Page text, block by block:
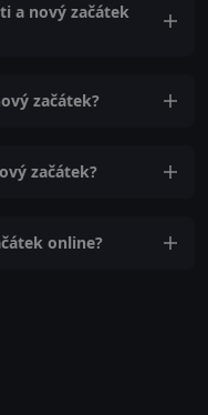
a nový začátek
začátek?
začátek?
online?